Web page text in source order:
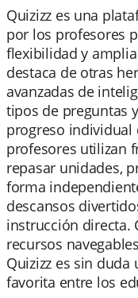
Quizizz es una
por los profesores
flexibilidad y
destaca de otras
avanzadas de
tipos de preguntas
progreso individual
profesores utilizan
repasar unidades,
forma
descansos
instrucción directa.
recursos
Quizizz es sin
favorita entre los